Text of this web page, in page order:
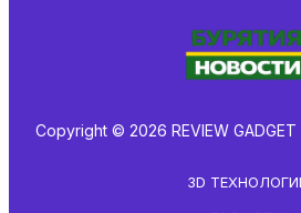
Copyright © 2026 REVIEW GADGET
3D